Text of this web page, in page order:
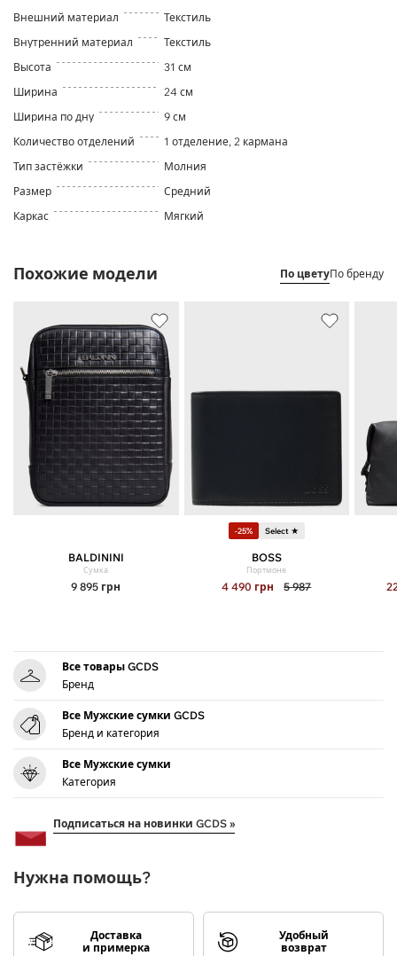
Внешний материал
Текстиль
Внутренний материал
Текстиль
Высота
31 см
Ширина
24 см
Ширина по дну
9 см
Количество отделений
1 отделение, 2 кармана
Тип застёжки
Молния
Размер
Средний
Каркас
Мягкий
Похожие модели По цветуПо бренду
BALDININI
Сумка
9 895 грн
-25% Select ★
BOSS
Портмоне
4 490 грн 5 987
Все товары GCDS
Бренд
Все Мужские сумки GCDS
Бренд и категория
Все Мужские сумки
Категория
Подписаться на новинки GCDS »
Нужна помощь?
Доставка
и примерка
Удобный
возврат